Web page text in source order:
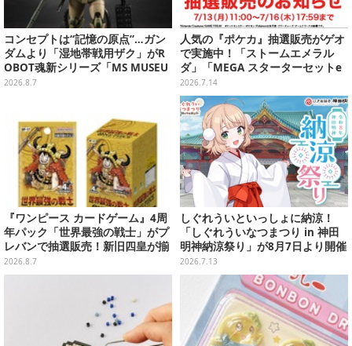
コンセプトは“記憶の原点”…ガン
ダムより「湿地帯戦用ザク」がR
OBOT魂新シリーズ「MS MUSEU
M」で商品化！博物館イメージの
2026.8.7
人気の『ポケカ』抽選販売がゲオ
で実施中！「ストームエメラル
ダ」「MEGA スターターセットe
x」各種の全4商品
2026.7.14
『ワンピース カードゲーム』4周
年パック「世界最強の戦士」がプ
レバンで抽選販売！新旧四皇が揃
い踏み、刃牙作者が描く「カイド
ウ」も
2026.8.7
しぐれういといっしょに納涼！
「しぐれういなつまつり in 神田
明神納涼祭り」が8月7日より開催
決定
2026.7.13